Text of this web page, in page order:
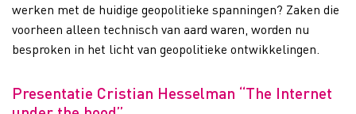
werken met de huidige geopolitieke spanningen? Zaken die
voorheen alleen technisch van aard waren, worden nu
besproken in het licht van geopolitieke ontwikkelingen.
Presentatie Cristian Hesselman “The Internet